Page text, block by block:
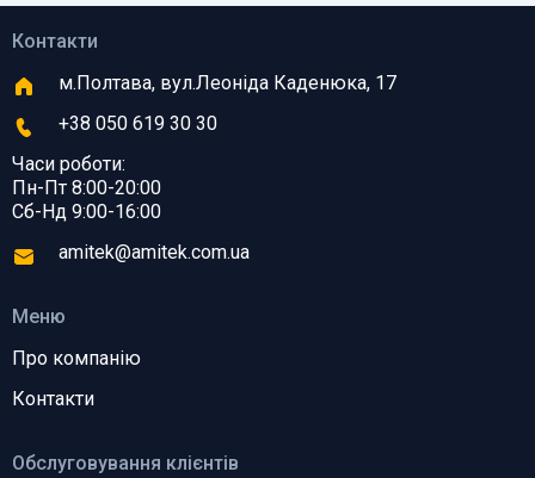
Обслуговування клієнтів
Меню
Про компанію
Контакти
Контакти
м.Полтава, вул.Леоніда Каденюка, 17
+38 050 619 30 30
Часи роботи:
Пн-Пт 8:00-20:00
Сб-Нд 9:00-16:00
amitek@amitek.com.ua